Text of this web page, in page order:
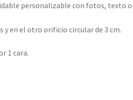
personalizable con fotos, texto o
y en el otro orificio circular de 3 cm.
1 cara.